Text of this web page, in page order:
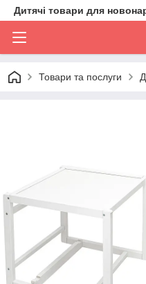
Дитячі товари для
Товари та послуги